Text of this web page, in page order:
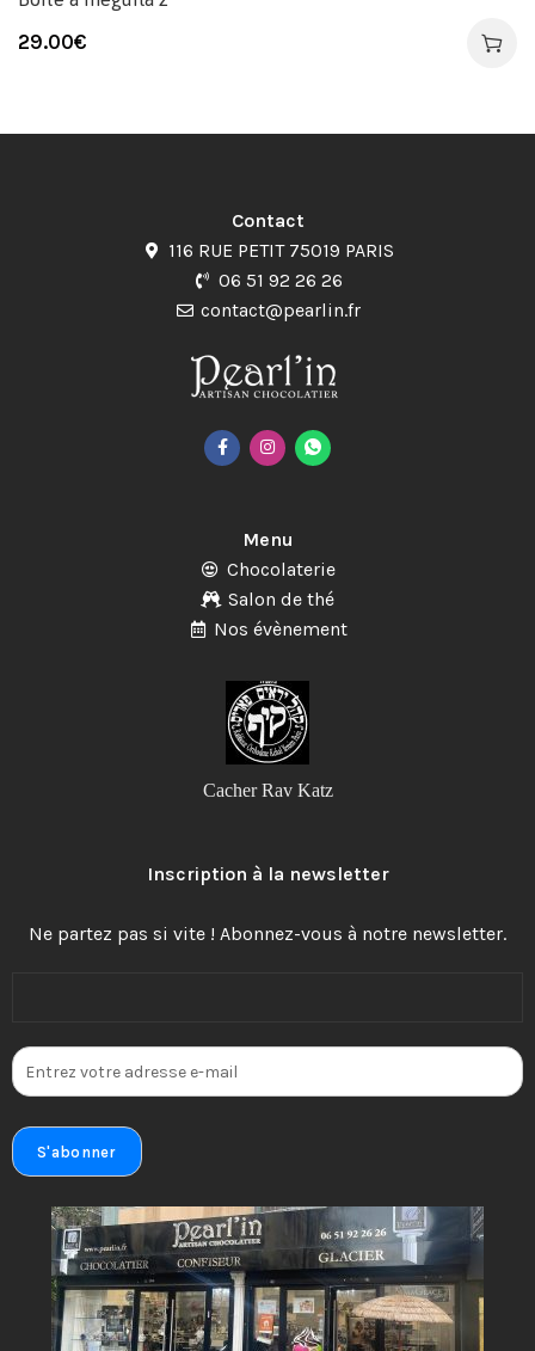
29.00€
Contact
116 RUE PETIT 75019 PARIS
06 51 92 26 26
contact@pearlin.fr
Menu
Chocolaterie
Salon de thé
Nos évènement
Cacher Rav Katz
Inscription à la newsletter
Ne partez pas si vite ! Abonnez-vous à notre newsletter.